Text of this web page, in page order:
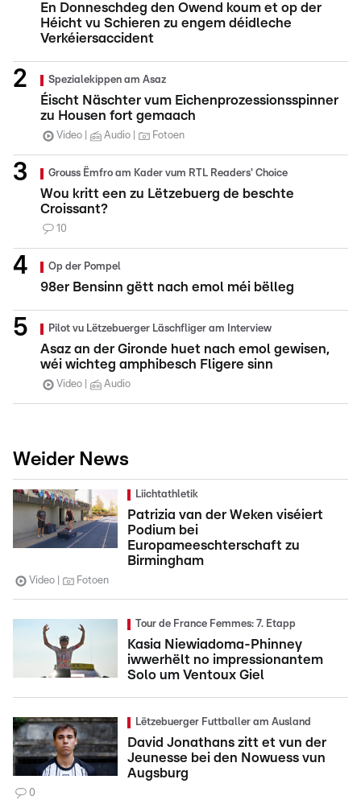
En Donneschdeg den Owend koum et op der
Héicht vu Schieren zu engem déidleche
Verkéiersaccident
Spezialekippen am Asaz
Éischt Näschter vum Eichenprozessionsspinner
zu Housen fort gemaach
Video Audio Fotoen
Grouss Ëmfro am Kader vum RTL Readers' Choice
Wou kritt een zu Lëtzebuerg de beschte
Croissant?
10
Op der Pompel
98er Bensinn gëtt nach emol méi bëlleg
Pilot vu Lëtzebuerger Läschfliger am Interview
Asaz an der Gironde huet nach emol gewisen,
wéi wichteg amphibesch Fligere sinn
Video Audio
Weider News
Liichtathletik
Patrizia van der Weken viséiert
Podium bei
Europameeschterschaft zu
Birmingham
Video Fotoen
Tour de France Femmes: 7. Etapp
Kasia Niewiadoma-Phinney
iwwerhëlt no impressionantem
Solo um Ventoux Giel
Lëtzebuerger Futtballer am Ausland
David Jonathans zitt et vun der
Jeunesse bei den Nowuess vun
Augsburg
0